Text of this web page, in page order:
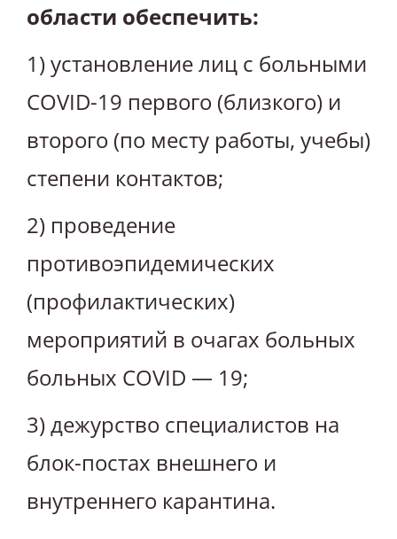
области обеспечить:
1) установление лиц с больными
COVID-19 первого (близкого) и
второго (по месту работы, учебы)
степени контактов;
2) проведение
противоэпидемических
(профилактических)
мероприятий в очагах больных
больных COVID — 19;
3) дежурство специалистов на
блок-постах внешнего и
внутреннего карантина.